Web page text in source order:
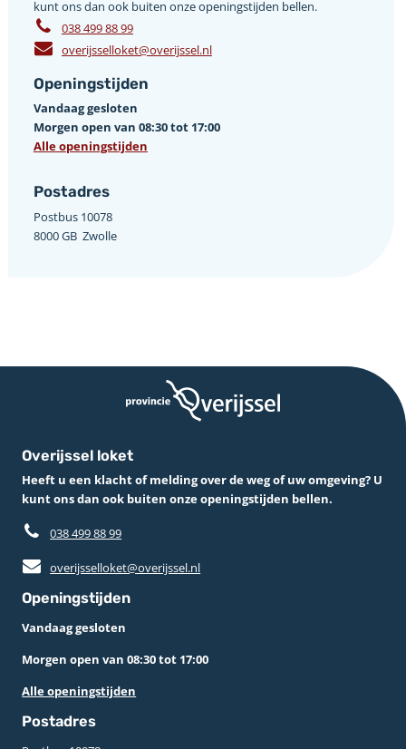
kunt ons dan ook buiten onze openingstijden bellen.
038 499 88 99
overijsselloket@overijssel.nl
Openingstijden
Vandaag gesloten
Morgen open van 08:30 tot 17:00
Alle openingstijden
Postadres
Postbus 10078 ­
8000 GB ­ Zwolle
Overijssel loket
Heeft u een klacht of melding over de weg of uw omgeving? U
kunt ons dan ook buiten onze openingstijden bellen.
038 499 88 99
overijsselloket@overijssel.nl
Openingstijden
Vandaag gesloten
Morgen open van 08:30 tot 17:00
Alle openingstijden
Postadres